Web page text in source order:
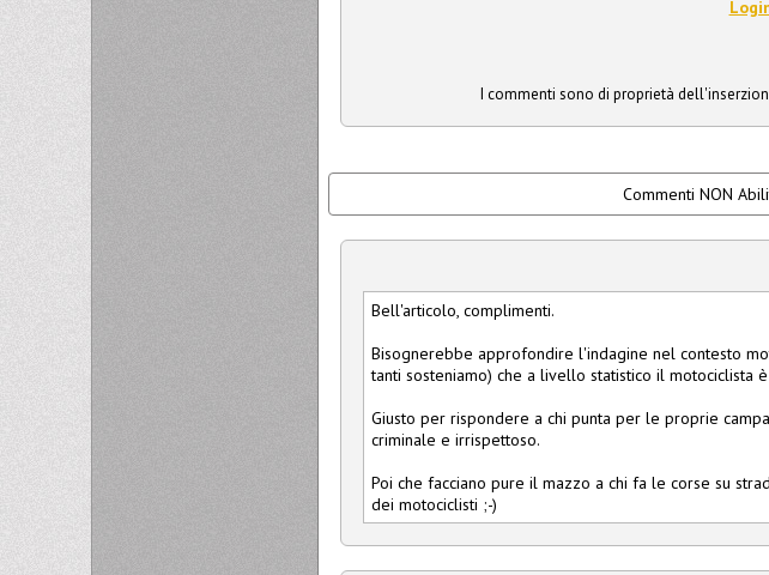
I commenti sono di proprietà
Commenti NON
Bell'articolo, complimenti.
Bisognerebbe approfondire l'indagine nel contesto
tanti sosteniamo) che a livello statistico il
Giusto per rispondere a chi punta per le proprie
criminale e irrispettoso.
Poi che facciano pure il mazzo a chi fa le corse su
dei motociclisti ;-)